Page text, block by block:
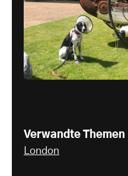
Verwandte Themen
London